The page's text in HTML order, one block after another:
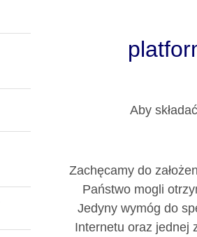
Aby
Zachęcamy do
Państwo mogli
Jedyny wymóg do
Internetu oraz jednej